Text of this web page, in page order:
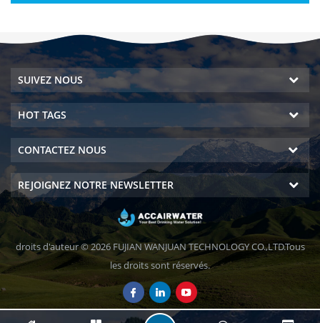
SUIVEZ NOUS
HOT TAGS
CONTACTEZ NOUS
REJOIGNEZ NOTRE NEWSLETTER
droits d'auteur © 2026 FUJIAN WANJUAN TECHNOLOGY CO.,LTD.Tous
les droits sont réservés.